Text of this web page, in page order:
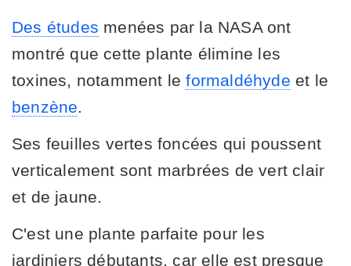
Des études menées par la NASA ont
montré que cette plante élimine les
toxines, notamment leformaldéhyde et le
benzène.
Ses feuilles vertes foncées qui poussent
verticalement sont marbrées de vert clair
et de jaune.
C'est une plante parfaite pour les
jardiniers débutants, car elle est presque